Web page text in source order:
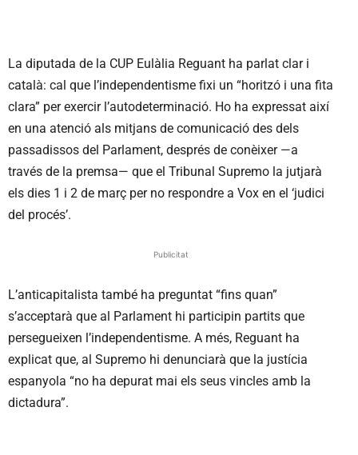
La diputada de la CUP Eulàlia Reguant ha parlat clar i
català: cal que l’independentisme fixi un “horitzó i una fita
clara” per exercir l’autodeterminació. Ho ha expressat així
en una atenció als mitjans de comunicació des dels
passadissos del Parlament, després de conèixer —a
través de la premsa— que el Tribunal Supremo la jutjarà
els dies 1 i 2 de març per no respondre a Vox en el ‘judici
del procés’.
Publicitat
L’anticapitalista també ha preguntat “fins quan”
s’acceptarà que al Parlament hi participin partits que
persegueixen l’independentisme. A més, Reguant ha
explicat que, al Supremo hi denunciarà que la justícia
espanyola “no ha depurat mai els seus vincles amb la
dictadura”.